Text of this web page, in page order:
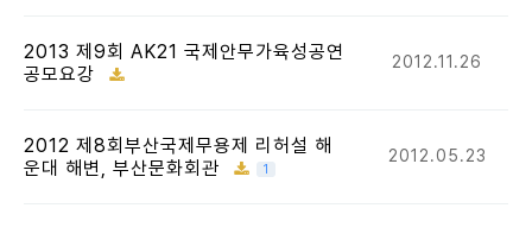
2013 제9회 AK21 국제안무가육성공연
공모요강
2012.11.26
2012 제8회부산국제무용제 리허설 해
운대 해변, 부산문화회관
1
2012.05.23